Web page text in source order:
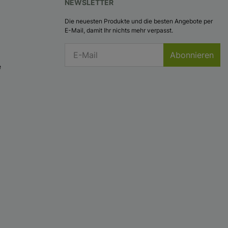
NEWSLETTER
Die neuesten Produkte und die besten Angebote per
E-Mail, damit Ihr nichts mehr verpasst.
Abonnieren